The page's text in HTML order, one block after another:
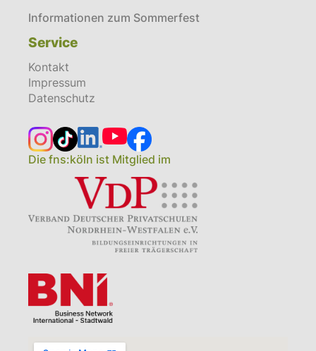
Informationen zum Sommerfest
Service
Kontakt
Impressum
Datenschutz
Die fns:köln ist Mitglied im